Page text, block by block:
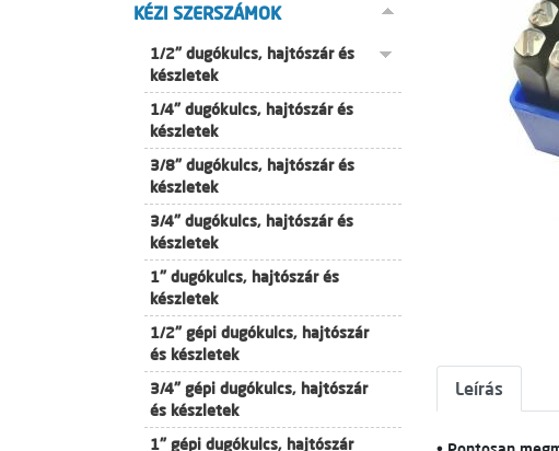
KÉZI SZERSZÁMOK
1/2" dugókulcs, hajtószár és
készletek
1/4" dugókulcs, hajtószár és
készletek
3/8" dugókulcs, hajtószár és
készletek
3/4" dugókulcs, hajtószár és
készletek
1" dugókulcs, hajtószár és
készletek
1/2" gépi dugókulcs, hajtószár
és készletek
3/4" gépi dugókulcs, hajtószár
és készletek
1" gépi dugókulcs, hajtószár
Leírás